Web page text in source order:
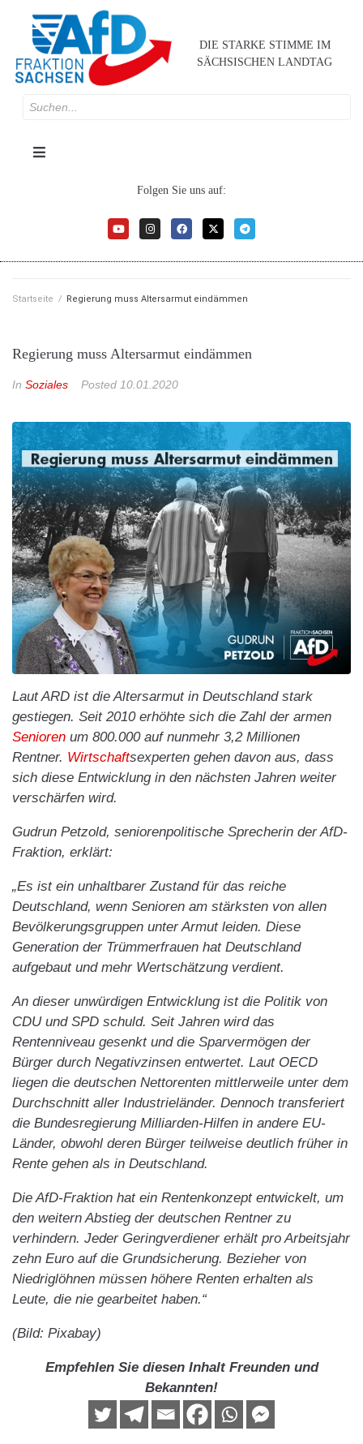
DIE STARKE STIMME IM
SÄCHSISCHEN LANDTAG
Folgen Sie uns auf:
Startseite / Regierung muss Altersarmut eindämmen
Regierung muss Altersarmut eindämmen
In Soziales Posted 10.01.2020
Laut ARD ist die Altersarmut in Deutschland stark
gestiegen. Seit 2010 erhöhte sich die Zahl der armen
Senioren um 800.000 auf nunmehr 3,2 Millionen
Rentner. Wirtschaftsexperten gehen davon aus, dass
sich diese Entwicklung in den nächsten Jahren weiter
verschärfen wird.
Gudrun Petzold, seniorenpolitische Sprecherin der AfD-
Fraktion, erklärt:
„Es ist ein unhaltbarer Zustand für das reiche
Deutschland, wenn Senioren am stärksten von allen
Bevölkerungsgruppen unter Armut leiden. Diese
Generation der Trümmerfrauen hat Deutschland
aufgebaut und mehr Wertschätzung verdient.
An dieser unwürdigen Entwicklung ist die Politik von
CDU und SPD schuld. Seit Jahren wird das
Rentenniveau gesenkt und die Sparvermögen der
Bürger durch Negativzinsen entwertet. Laut OECD
liegen die deutschen Nettorenten mittlerweile unter dem
Durchschnitt aller Industrieländer. Dennoch transferiert
die Bundesregierung Milliarden-Hilfen in andere EU-
Länder, obwohl deren Bürger teilweise deutlich früher in
Rente gehen als in Deutschland.
Die AfD-Fraktion hat ein Rentenkonzept entwickelt, um
den weitern Abstieg der deutschen Rentner zu
verhindern. Jeder Geringverdiener erhält pro Arbeitsjahr
zehn Euro auf die Grundsicherung. Bezieher von
Niedriglöhnen müssen höhere Renten erhalten als
Leute, die nie gearbeitet haben.“
(Bild: Pixabay)
Empfehlen Sie diesen Inhalt Freunden und
Bekannten!